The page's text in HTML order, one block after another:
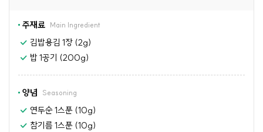
주재료 Main Ingredient
김밥용김 1장 (2g)
밥 1공기 (200g)
양념 Seasoning
연두순 1스푼 (10g)
참기름 1스푼 (10g)